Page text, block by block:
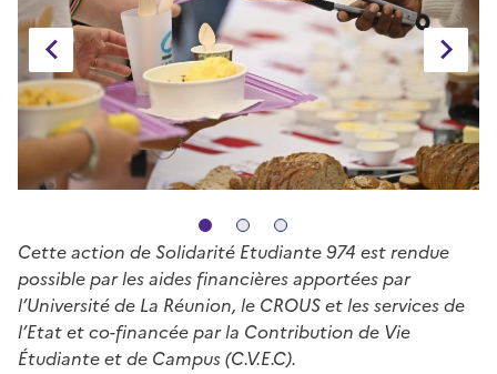
diapositive
précédente
suivante
diapositive
1
diapositive
2
diapositive
3
Cette action de Solidarité Etudiante 974 est rendue
possible par les aides financières apportées par
l’Université de La Réunion, le CROUS et les services de
l’Etat et co-financée par la Contribution de Vie
Étudiante et de Campus (C.V.E.C).